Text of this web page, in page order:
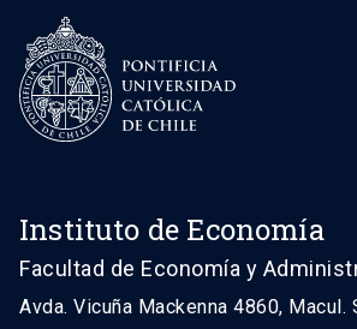
Instituto de Economía
Facultad de Economía y
Avda. Vicuña Mackenna 4860, Macul.